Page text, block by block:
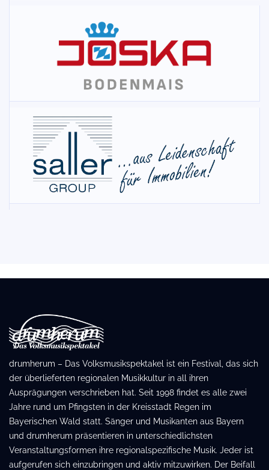
drumherum – Das Volksmusikspektakel ist ein Festival, das sich
der überlieferten regionalen Musikkultur in all ihren
Ausprägungen verschrieben hat. Seit 1998 findet es alle zwei
Jahre rund um Pfingsten in der Kreisstadt Regen im
Bayerischen Wald statt. Sänger und Musikanten aus Bayern
und drumherum präsentieren in unterschiedlichsten
Veranstaltungsformen ihre regionalspezifische Musik. Jeder ist
aufgerufen sich einzubringen und aktiv mitzuwirken. Der Beifall